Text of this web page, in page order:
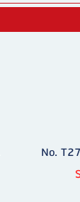
No.